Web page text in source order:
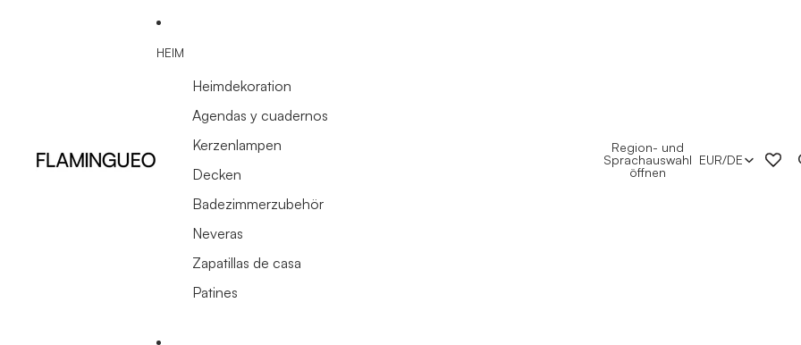
HEIM
Heimdekoration
Agendas y cuadernos
Kerzenlampen
Decken
Badezimmerzubehör
Neveras
Zapatillas de casa
Patines
Region- und
Sprachauswahl
öffnen
EUR/DE